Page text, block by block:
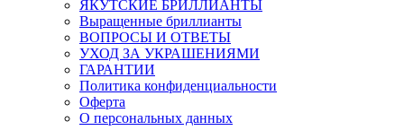
ЯКУТСКИЕ БРИЛЛИАНТЫ
Выращенные бриллианты
ВОПРОСЫ И ОТВЕТЫ
УХОД ЗА УКРАШЕНИЯМИ
ГАРАНТИИ
Политика конфиденциальности
Оферта
О персональных данных